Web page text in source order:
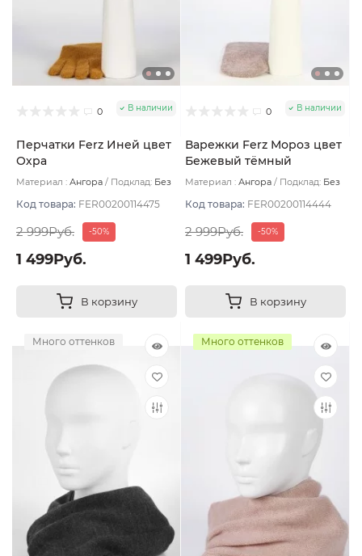
0 В наличии
Перчатки Ferz Иней цвет
Охра
Материал : Ангора Подклад: Без
Код товара: FER00200114475
2 999Руб. -50%
1 499Руб.
В корзину
0 В наличии
Варежки Ferz Мороз цвет
Бежевый тёмный
Материал : Ангора Подклад: Без
Код товара: FER00200114444
2 999Руб. -50%
1 499Руб.
В корзину
Много оттенков Много оттенков